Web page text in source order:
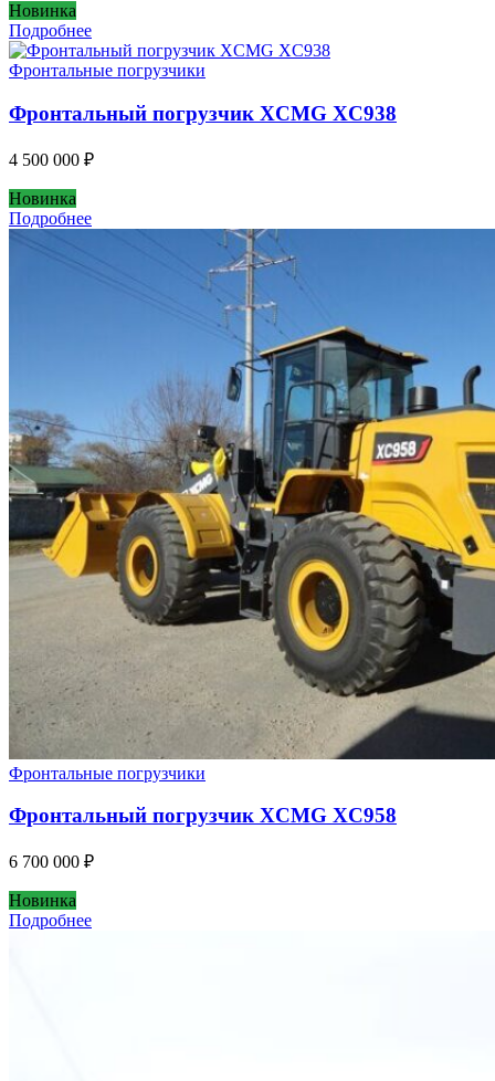
Новинка
Подробнее
Фронтальные погрузчики
Фронтальный погрузчик XCMG XC938
4 500 000 ₽
Новинка
Подробнее
Фронтальные погрузчики
Фронтальный погрузчик XCMG XC958
6 700 000 ₽
Новинка
Подробнее